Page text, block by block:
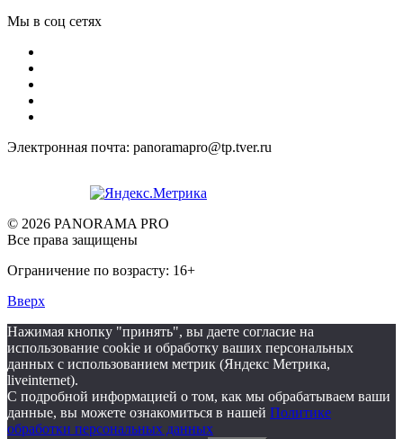
Мы в соц сетях
Электронная почта: panoramapro@tp.tver.ru
© 2026 PANORAMA PRO
Все права защищены
Ограничение по возрасту: 16+
Вверх
Нажимая кнопку "принять", вы даете согласие на
использование cookie и обработку ваших персональных
данных с использованием метрик (Яндекс Метрика,
liveinternet).
С подробной информацией о том, как мы обрабатываем ваши
данные, вы можете ознакомиться в нашей Политике
обработки персональных данных